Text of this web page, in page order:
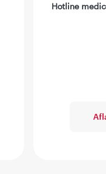
Hotline